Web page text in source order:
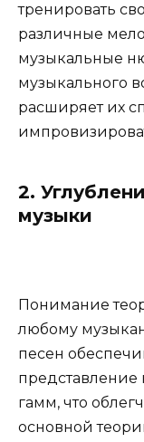
тренировать
различные
музыкальные
музыкального
расширяет их
2.
музыки
Понимание
любому
песен
представление
гамм, что
основной